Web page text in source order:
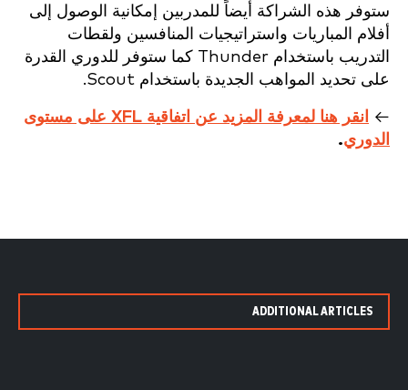
ستوفر هذه الشراكة أيضاً للمدربين إمكانية الوصول إلى
أفلام المباريات واستراتيجيات المنافسين ولقطات
التدريب باستخدام Thunder كما ستوفر للدوري القدرة
على تحديد المواهب الجديدة باستخدام Scout.
←
انقر هنا لمعرفة المزيد عن اتفاقية XFL على مستوى
الدوري.
ADDITIONAL ARTICLES